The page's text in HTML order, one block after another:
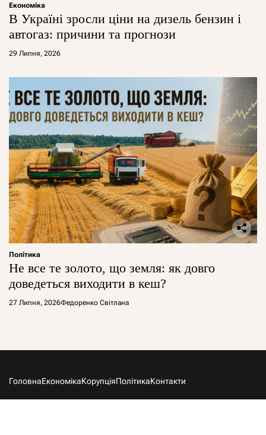
Економіка
В Україні зросли ціни на дизель бензин і
автогаз: причини та прогнози
29 Липня, 2026
Політика
Не все те золото, що земля: як довго
доведеться виходити в кеш?
27 Липня, 2026Федоренко Світлана
ГоловнаЕкономікаКорупціяПолітикаКонтакти